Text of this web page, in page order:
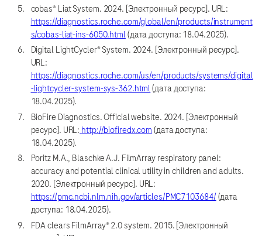
cobas® Liat System. 2024. [Электронный ресурс]. URL:
https://diagnostics.roche.com/global/en/products/instrument
s/cobas-liat-ins-6050.html(дата доступа: 18.04.2025).
Digital LightCycler® System. 2024. [Электронный ресурс].
URL:
https://diagnostics.roche.com/us/en/products/systems/digital
-lightcycler-system-sys-362.html(дата доступа:
18.04.2025).
BioFire Diagnostics. Official website. 2024. [Электронный
ресурс]. URL: http://biofiredx.com (дата доступа:
18.04.2025).
Poritz M.A., Blaschke A.J. FilmArray respiratory panel:
accuracy and potential clinical utility in children and adults.
2020. [Электронный ресурс]. URL:
https://pmc.ncbi.nlm.nih.gov/articles/PMC7103684/(дата
доступа: 18.04.2025).
FDA clears FilmArray® 2.0 system. 2015. [Электронный